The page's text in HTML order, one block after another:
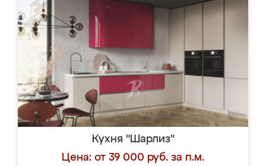
Кухня "Шарлиз"
Цена: от 39 000 руб. за п.м.